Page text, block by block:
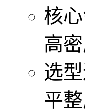
核
高
选
平